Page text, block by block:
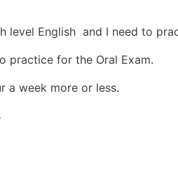
level English and I need to
practice for the Oral Exam.
a week more or less.